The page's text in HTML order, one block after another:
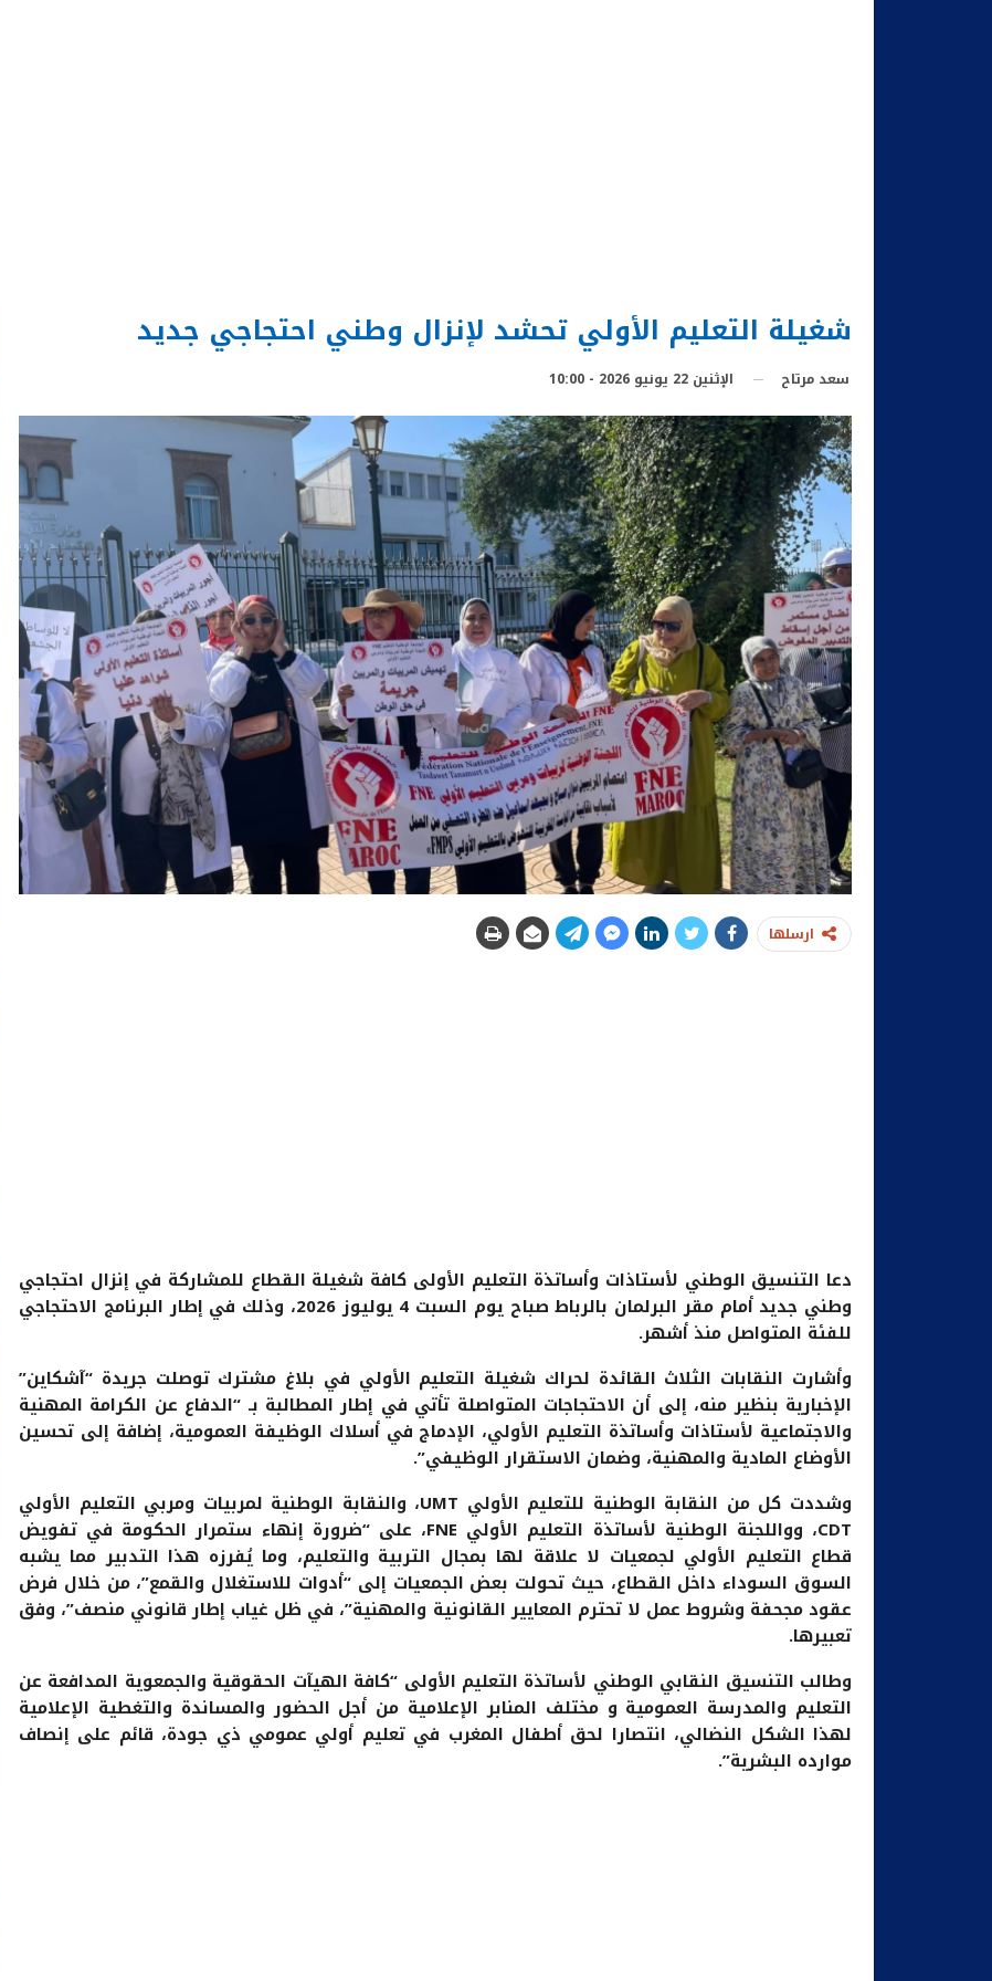
شغيلة التعليم الأولي تحشد لإنزال وطني احتجاجي جديد
سعد مرتاح الإثنين 22 يونيو 2026 - 10:00
ارسلها
دعا التنسيق الوطني لأستاذات وأساتذة التعليم الأولى كافة شغيلة القطاع للمشاركة في إنزال احتجاجي
وطني جديد أمام مقر البرلمان بالرباط صباح يوم السبت 4 يوليوز 2026، وذلك في إطار البرنامج الاحتجاجي
للفئة المتواصل منذ أشهر.
وأشارت النقابات الثلاث القائدة لحراك شغيلة التعليم الأولي في بلاغ مشترك توصلت جريدة “آشكاين”
الإخبارية بنظير منه، إلى أن الاحتجاجات المتواصلة تأتي في إطار المطالبة بـ “الدفاع عن الكرامة المهنية
والاجتماعية لأستاذات وأساتذة التعليم الأولي، الإدماج في أسلاك الوظيفة العمومية، إضافة إلى تحسين
الأوضاع المادية والمهنية، وضمان الاستقرار الوظيفي”.
وشددت كل من النقابة الوطنية للتعليم الأولي UMT، والنقابة الوطنية لمربيات ومربي التعليم الأولي
CDT، وواللجنة الوطنية لأساتذة التعليم الأولي FNE، على “ضرورة إنهاء ستمرار الحكومة في تفويض
قطاع التعليم الأولي لجمعيات لا علاقة لها بمجال التربية والتعليم، وما يُفرزه هذا التدبير مما يشبه
السوق السوداء داخل القطاع، حيث تحولت بعض الجمعيات إلى “أدوات للاستغلال والقمع”، من خلال فرض
عقود مجحفة وشروط عمل لا تحترم المعايير القانونية والمهنية”، في ظل غياب إطار قانوني منصف”، وفق
تعبيرها.
وطالب التنسيق النقابي الوطني لأساتذة التعليم الأولى “كافة الهيآت الحقوقية والجمعوية المدافعة عن
التعليم والمدرسة العمومية و مختلف المنابر الإعلامية من أجل الحضور والمساندة والتغطية الإعلامية
لهذا الشكل النضالي، انتصارا لحق أطفال المغرب في تعليم أولي عمومي ذي جودة، قائم على إنصاف
موارده البشرية”.